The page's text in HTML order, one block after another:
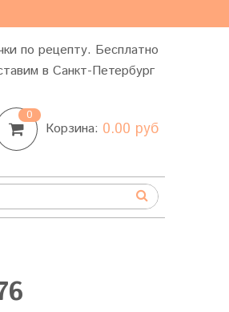
по рецепту. Бесплатно
в Санкт-Петербург
0
Корзина: 0.00 руб